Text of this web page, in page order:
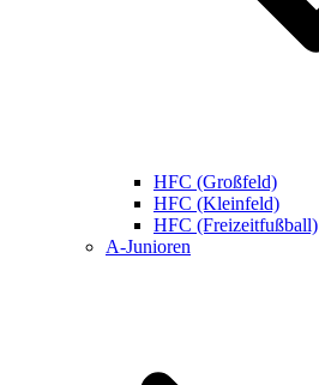
HFC (Großfeld)
HFC (Kleinfeld)
HFC (Freizeitfußball)
A-Junioren